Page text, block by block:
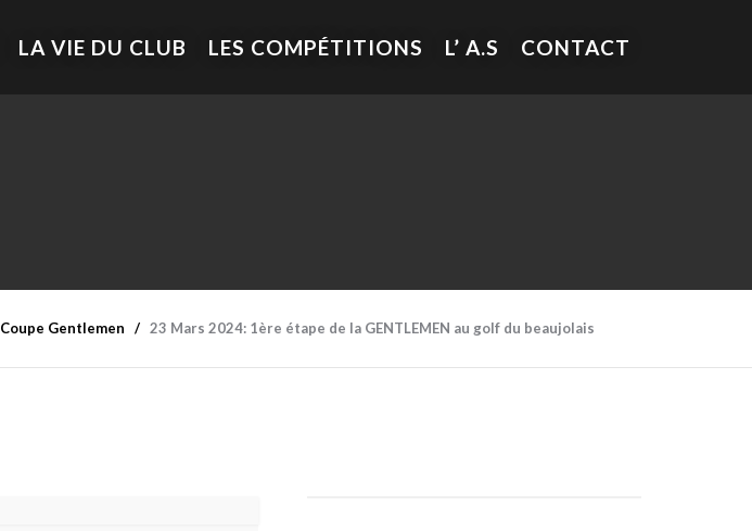
LA VIE DU CLUB LES COMPÉTITIONS L’ A.S CONTACT
Coupe Gentlemen 23 Mars 2024: 1ère étape de la GENTLEMEN au golf du beaujolais